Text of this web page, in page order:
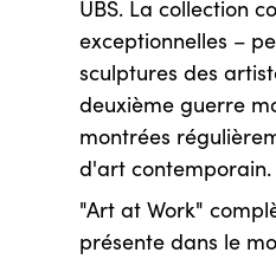
UBS. La collection
exceptionnelles –
sculptures des
deuxième guerre
montrées
d'art contemporain.
"Art at Work"
présente dans le